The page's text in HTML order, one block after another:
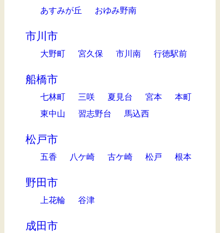
あすみが丘 おゆみ野南
市川市
大野町 宮久保 市川南 行徳駅前
船橋市
七林町 三咲 夏見台 宮本
本町
東中山
習志野台 馬込西
松戸市
五香 八ケ崎 古ケ崎 松戸 根本
野田市
上花輪 谷津
成田市